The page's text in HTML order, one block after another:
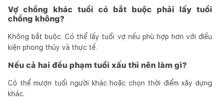
Vợ chồng khác tuổi có bắt buộc phải lấy tuổi
chồng không?
Không bắt buộc. Có thể lấy tuổi vợ nếu phù hợp hơn với điều
kiện phong thủy và thực tế.
Nếu cả hai đều phạm tuổi xấu thì nên làm gì?
Có thể mượn tuổi người khác hoặc chọn thời điểm xây dựng
khác.